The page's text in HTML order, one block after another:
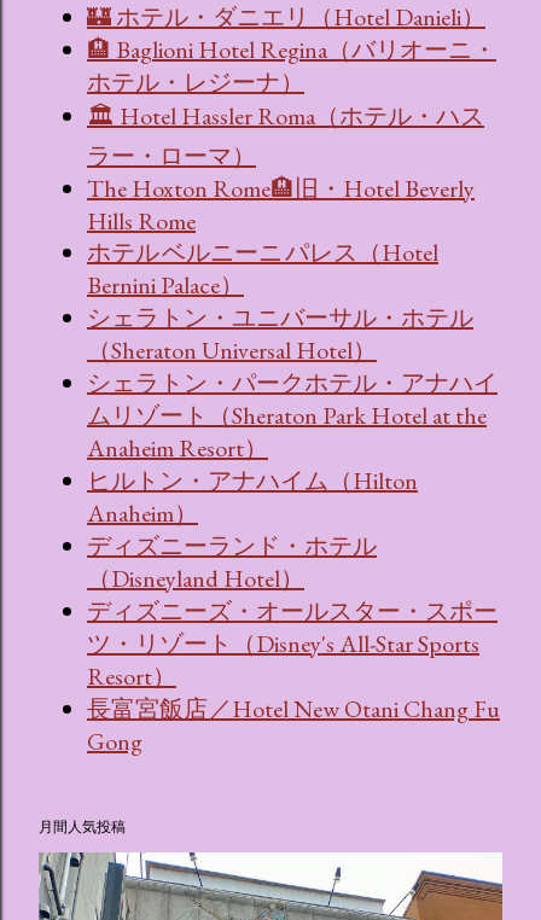
🏰 ホテル・ダニエリ（Hotel Danieli）
🏨 Baglioni Hotel Regina（バリオーニ・
ホテル・レジーナ）
🏛 Hotel Hassler Roma（ホテル・ハス
ラー・ローマ）
The Hoxton Rome🏨旧・Hotel Beverly
Hills Rome
ホテル ベルニーニ パレス（Hotel
Bernini Palace）
シェラトン・ユニバーサル・ホテル
（Sheraton Universal Hotel）
シェラトン・パークホテル・アナハイ
ムリゾート（Sheraton Park Hotel at the
Anaheim Resort）
ヒルトン・アナハイム（Hilton
Anaheim）
ディズニーランド・ホテル
（Disneyland Hotel）
ディズニーズ・オールスター・スポー
ツ・リゾート（Disney's All-Star Sports
Resort）
長富宮飯店／Hotel New Otani Chang Fu
Gong
月間人気投稿